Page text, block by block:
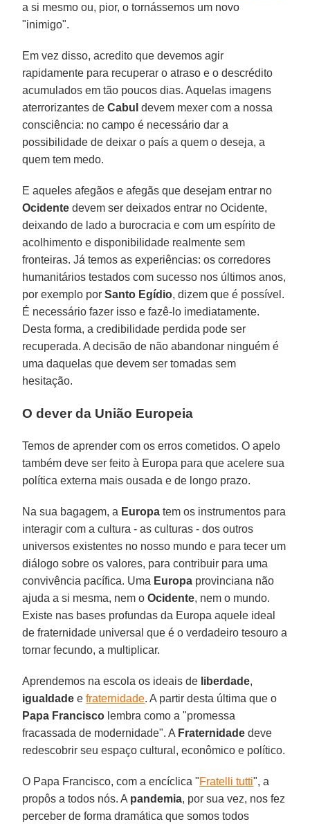
a si mesmo ou, pior, o tornássemos um novo
"inimigo".
Em vez disso, acredito que devemos agir
rapidamente para recuperar o atraso e o descrédito
acumulados em tão poucos dias. Aquelas imagens
aterrorizantes deCabul devem mexer com a nossa
consciência: no campo é necessário dar a
possibilidade de deixar o país a quem o deseja, a
quem tem medo.
E aqueles afegãos e afegãs que desejam entrar no
Ocidente devem ser deixados entrar no Ocidente,
deixando de lado a burocracia e com um espírito de
acolhimento e disponibilidade realmente sem
fronteiras. Já temos as experiências: os corredores
humanitários testados com sucesso nos últimos anos,
por exemplo porSanto Egídio, dizem que é possível.
É necessário fazer isso e fazê-lo imediatamente.
Desta forma, a credibilidade perdida pode ser
recuperada. A decisão de não abandonar ninguém é
uma daquelas que devem ser tomadas sem
hesitação.
O dever da União Europeia
Temos de aprender com os erros cometidos. O apelo
também deve ser feito à Europa para que acelere sua
política externa mais ousada e de longo prazo.
Na sua bagagem, a Europa tem os instrumentos para
interagir com a cultura - as culturas - dos outros
universos existentes no nosso mundo e para tecer um
diálogo sobre os valores, para contribuir para uma
convivência pacífica. Uma Europa provinciana não
ajuda a si mesma, nem oOcidente, nem o mundo.
Existe nas bases profundas da Europa aquele ideal
de fraternidade universal que é o verdadeiro tesouro a
tornar fecundo, a multiplicar.
Aprendemos na escola os ideais de liberdade,
igualdade efraternidade. A partir desta última que o
Papa Francisco lembra como a "promessa
fracassada de modernidade". A Fraternidade deve
redescobrir seu espaço cultural, econômico e político.
O Papa Francisco, com a encíclica "Fratelli tutti", a
propôs a todos nós. A pandemia, por sua vez, nos fez
perceber de forma dramática que somos todos